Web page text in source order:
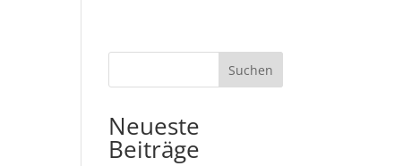
Suchen
Neueste
Beiträge